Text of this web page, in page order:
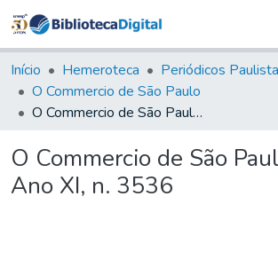
&
Coleções
Tudo na
Biblioteca
Estatísticas
Início Hemeroteca
Periódicos
O Commercio de São Paulo
O Commercio de São Paulo, 1904, Ano XI, n. 3536
O Commercio de São
Ano XI, n. 3536